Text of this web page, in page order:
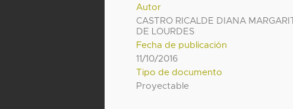
Autor
CASTRO RICALDE DIANA
DE LOURDES
Fecha de publicación
11/10/2016
Tipo de documento
Proyectable